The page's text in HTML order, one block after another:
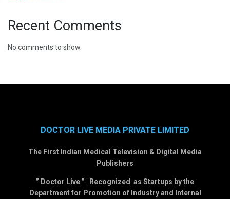
Recent Comments
No comments to show.
DOCTOR LIVE MEDIA PRIVATE LIMITED
The First Indian Medical Television & Digital Media
Publishers
” Doctor Live ” Recognized as Startups by the
Department for Promotion of Industry and Internal